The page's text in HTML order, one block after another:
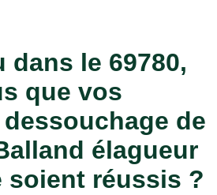
dans le 69780,
que vos
de
élagueur
soient réussis ?